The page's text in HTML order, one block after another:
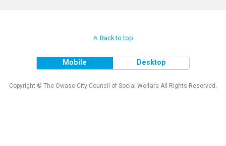
Back to top
Mobile Desktop
Copyright © The Owase City Council of Social Welfare All Rights Reserved.